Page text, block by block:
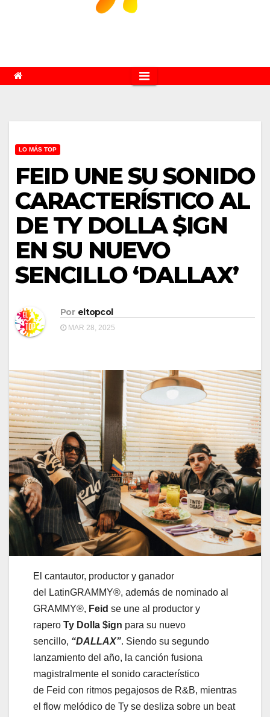
LO MÁS TOP
FEID UNE SU SONIDO
CARACTERÍSTICO AL
DE TY DOLLA $IGN
EN SU NUEVO
SENCILLO ‘DALLAX’
Por eltopcol
MAR 28, 2025
El cantautor, productor y ganador
del LatinGRAMMY®, además de nominado al
GRAMMY®, Feid se une al productor y
rapero Ty Dolla $ign para su nuevo
sencillo, “DALLAX”. Siendo su segundo
lanzamiento del año, la canción fusiona
magistralmente el sonido característico
de Feid con ritmos pegajosos de R&B, mientras
el flow melódico de Ty se desliza sobre un beat